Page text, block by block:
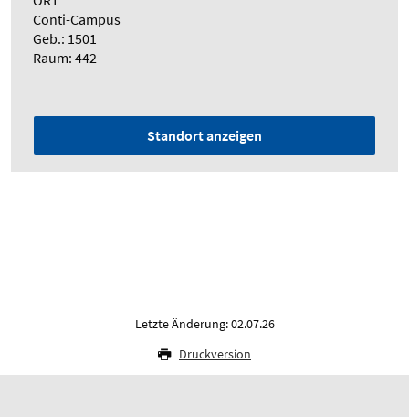
Conti-Campus
Geb.: 1501
Raum: 442
Standort anzeigen
Letzte Änderung: 02.07.26
Druckversion